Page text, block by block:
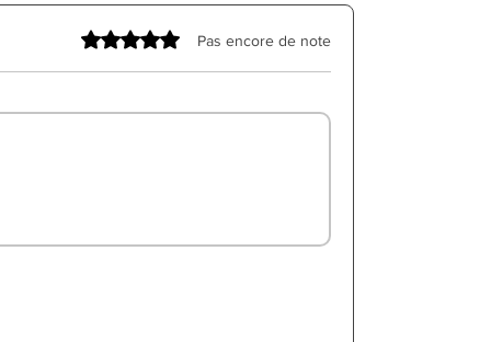
Noté 0 étoile sur 5. Pas encore de note